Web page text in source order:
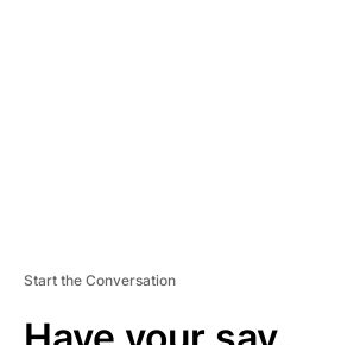
Start the Conversation